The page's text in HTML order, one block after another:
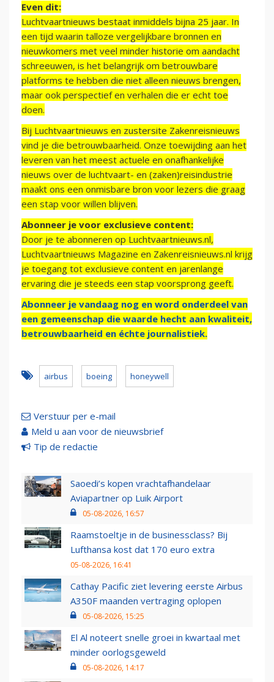
Even dit:
Luchtvaartnieuws bestaat inmiddels bijna 25 jaar. In
een tijd waarin talloze vergelijkbare bronnen en
nieuwkomers met veel minder historie om aandacht
schreeuwen, is het belangrijk om betrouwbare
platforms te hebben die niet alleen nieuws brengen,
maar ook perspectief en verhalen die er echt toe
doen.
Bij Luchtvaartnieuws en zustersite Zakenreisnieuws
vind je die betrouwbaarheid. Onze toewijding aan het
leveren van het meest actuele en onafhankelijke
nieuws over de luchtvaart- en (zaken)reisindustrie
maakt ons een onmisbare bron voor lezers die graag
een stap voor willen blijven.
Abonneer je voor exclusieve content:
Door je te abonneren op Luchtvaartnieuws.nl,
Luchtvaartnieuws Magazine en Zakenreisnieuws.nl krijg
je toegang tot exclusieve content en jarenlange
ervaring die je steeds een stap voorsprong geeft.
Abonneer je vandaag nog en word onderdeel van
een gemeenschap die waarde hecht aan kwaliteit,
betrouwbaarheid en échte journalistiek.
airbus boeing honeywell
Verstuur per e-mail
Meld u aan voor de nieuwsbrief
Tip de redactie
Saoedi’s kopen vrachtafhandelaar
Aviapartner op Luik Airport
05-08-2026, 16:57
Raamstoeltje in de businessclass? Bij
Lufthansa kost dat 170 euro extra
05-08-2026, 16:41
Cathay Pacific ziet levering eerste Airbus
A350F maanden vertraging oplopen
05-08-2026, 15:25
El Al noteert snelle groei in kwartaal met
minder oorlogsgeweld
05-08-2026, 14:17